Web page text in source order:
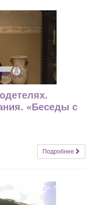
«Беседы с
Подробнее